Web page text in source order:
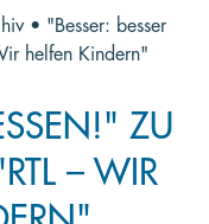
• "Besser: besser
helfen Kindern"
ZU
– WIR